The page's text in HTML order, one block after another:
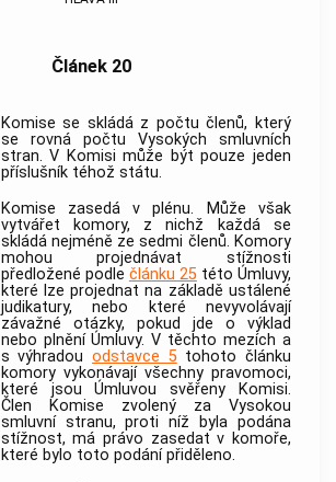
Článek 20
Komise se skládá z počtu členů, který
se rovná počtu Vysokých smluvních
stran. V Komisi může být pouze jeden
příslušník téhož státu.
Komise zasedá v plénu. Může však
vytvářet komory, z nichž každá se
skládá nejméně ze sedmi členů. Komory
mohou projednávat stížnosti
předložené podle článku 25této Úmluvy,
které lze projednat na základě ustálené
judikatury, nebo které nevyvolávají
závažné otázky, pokud jde o výklad
nebo plnění Úmluvy. V těchto mezích a
s výhradouodstavce 5tohoto článku
komory vykonávají všechny pravomoci,
které jsou Úmluvou svěřeny Komisi.
Člen Komise zvolený za Vysokou
smluvní stranu, proti níž byla podána
stížnost, má právo zasedat v komoře,
které bylo toto podání přiděleno.